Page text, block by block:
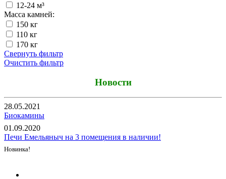
12-24 м³
Масса камней:
150 кг
110 кг
170 кг
Свернуть фильтр
Очистить фильтр
Новости
28.05.2021
Биокамины
01.09.2020
Печи Емельяныч на 3 помещения в наличии!
Новинка!